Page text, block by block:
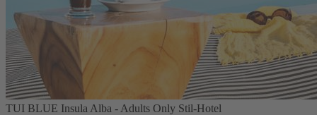
TUI BLUE Insula Alba - Adults Only Stil-Hotel